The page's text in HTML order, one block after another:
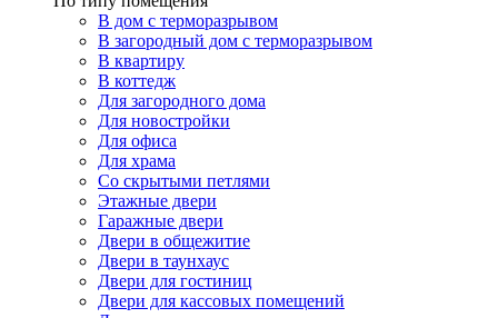
В дом с терморазрывом
В загородный дом с терморазрывом
В квартиру
В коттедж
Для загородного дома
Для новостройки
Для офиса
Для храма
Со скрытыми петлями
Этажные двери
Гаражные двери
Двери в общежитие
Двери в таунхаус
Двери для гостиниц
Двери для кассовых помещений